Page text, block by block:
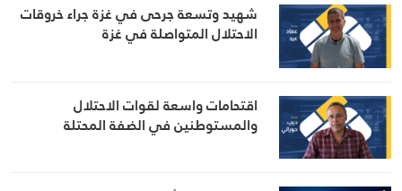
شهيد وتسعة جرحى في غزة جراء خروقات
الاحتلال المتواصلة في غزة
اقتحامات واسعة لقوات الاحتلال
والمستوطنين في الضفة المحتلة